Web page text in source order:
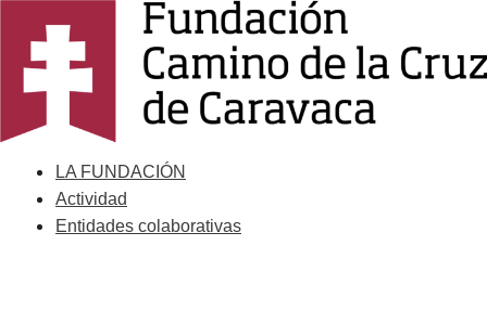
contenido
LA FUNDACIÓN
Actividad
Entidades colaborativas